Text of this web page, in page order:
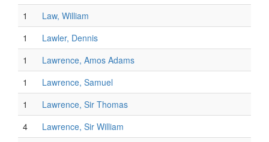
1
Law, William
1
Lawler, Dennis
1
Lawrence, Amos Adams
1
Lawrence, Samuel
1
Lawrence, Sir Thomas
4
Lawrence, Sir William